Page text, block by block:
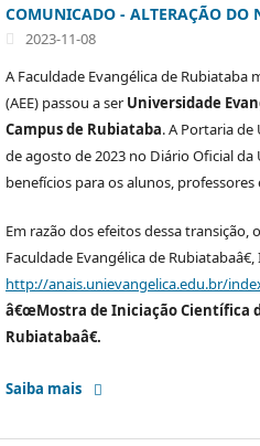
COMUNICADO - ALTERAÇÃO DO
2023-11-08
A Faculdade Evangélica de Rubiataba
(AEE) passou a serUniversidade
Campus de Rubiataba. A Portaria
de agosto de 2023 no Diário Oficial
benefícios para os alunos,
Em razão dos efeitos dessa
Faculdade Evangélica de
http://anais.unievangelica.edu.br/
â€œMostra de Iniciação Científica
Rubiatabaâ€.
Saiba mais